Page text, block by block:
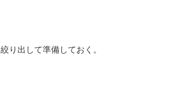
り出して準備しておく。